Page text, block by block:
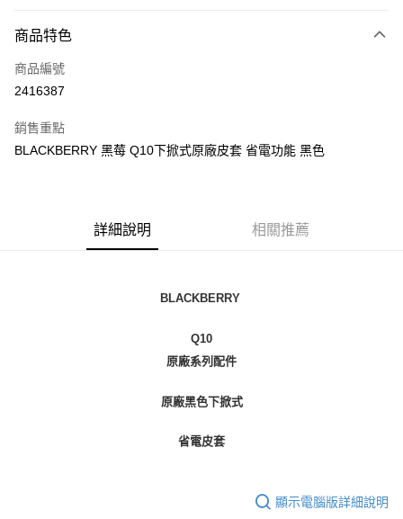
信用卡一次付款
LINE Pay
悠遊付
便利帶 2~3工作天(國定假日無配送)
每筆NT$100，滿NT$199(含以上)免運費
商品特色
商品編號
2416387
銷售重點
BLACKBERRY 黑莓 Q10下掀式原廠皮套 省電功能 黑色
詳細說明 相關推薦
BLACKBERRY
Q10
原廠系列配件
原廠黑色下掀式
省電皮套
顯示電腦版詳細說明